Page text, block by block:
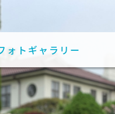
ォトギャラリー